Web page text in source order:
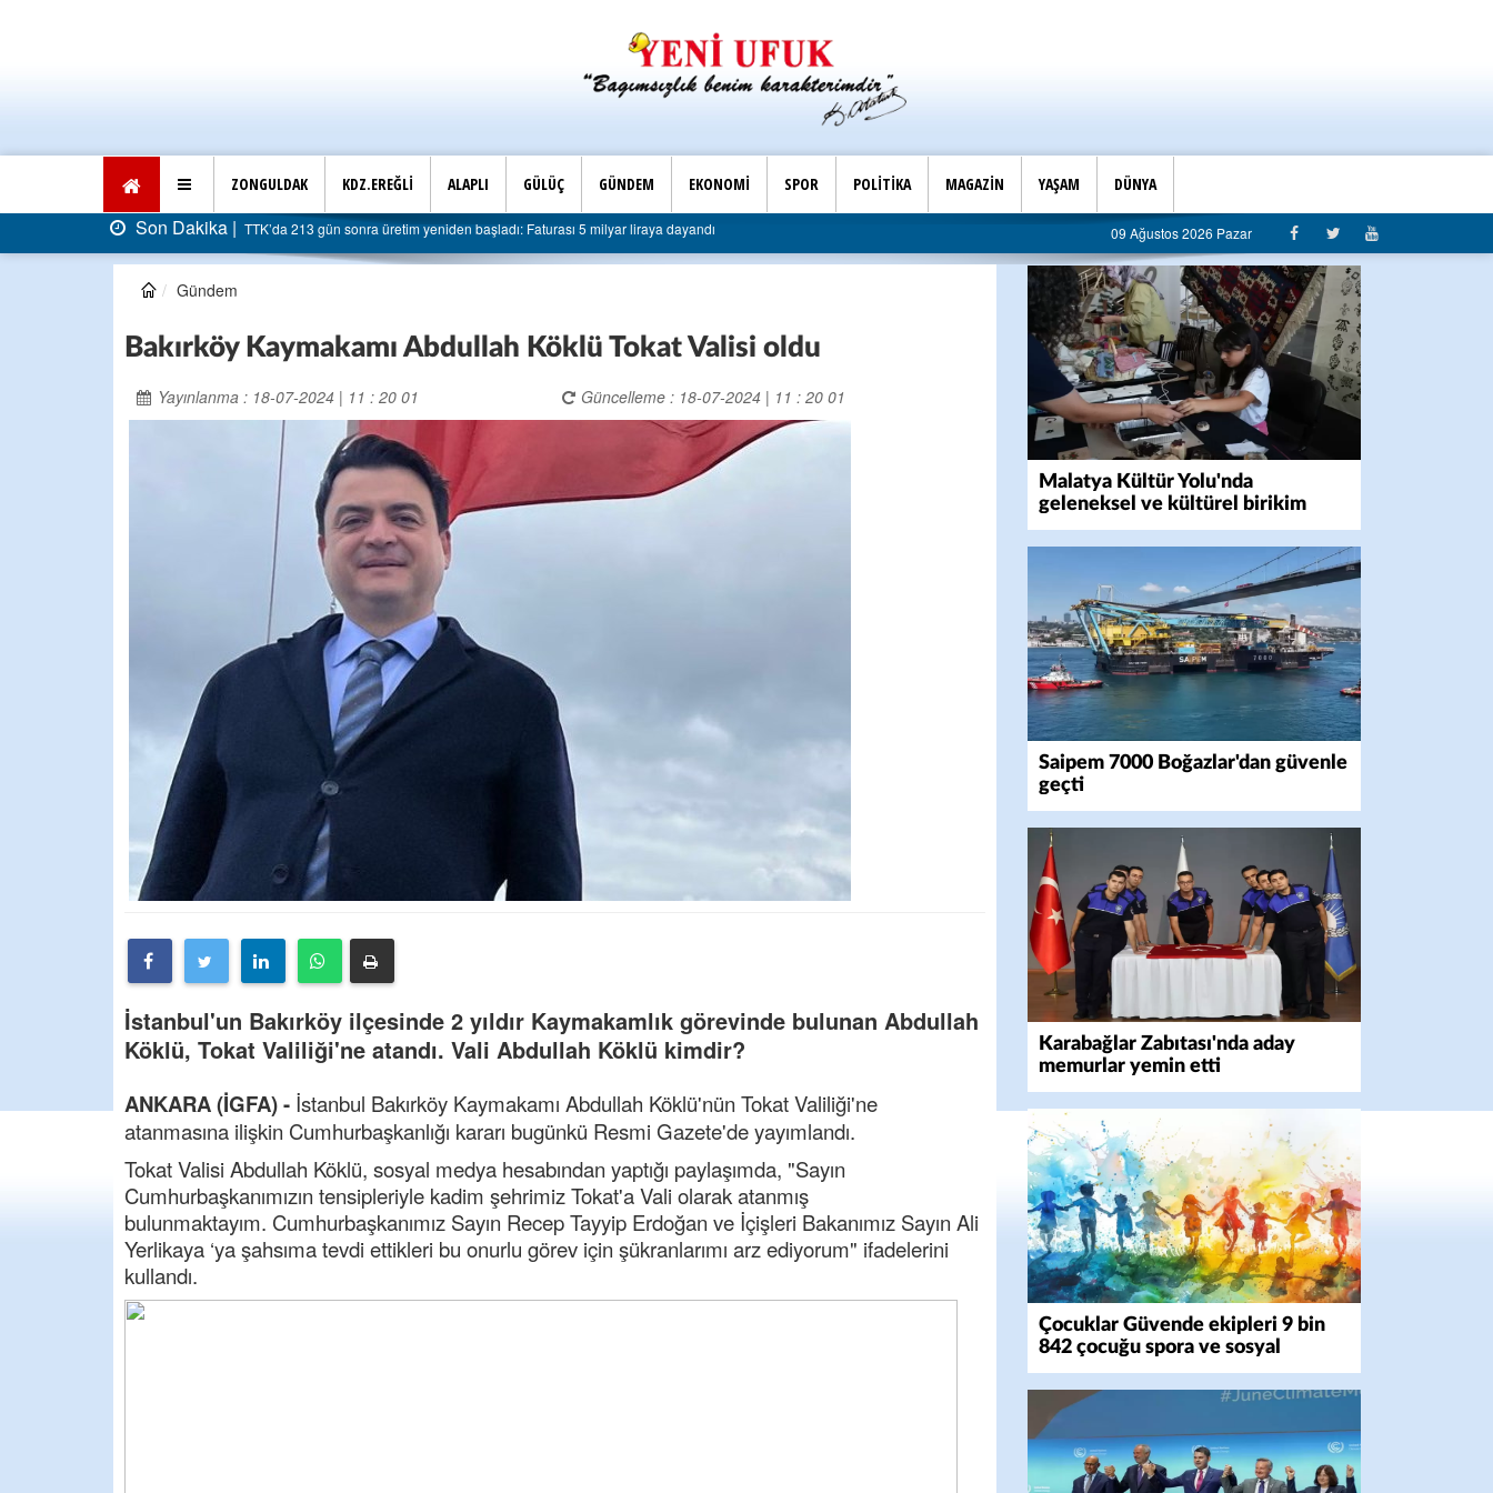
ZONGULDAK KDZ.EREĞLİ ALAPLI GÜLÜÇ GÜNDEM EKONOMİ SPOR POLİTİKA MAGAZİN YAŞAM DÜNYA
5 milyar liraya dayandı Son Dakika |AK Parti Ereğli İlçe Başkanlığı’ndan belediyeye sert eleştiri: “Algı siyaseti değil, hizmet belediyeciliği” 09 Ağustos 2026 Pazar
Gündem
Bakırköy Kaymakamı Abdullah Köklü Tokat Valisi oldu
Yayınlanma : 18-07-2024 | 11 : 20 01 Güncelleme : 18-07-2024 | 11 : 20 01
İstanbul'un Bakırköy ilçesinde 2 yıldır Kaymakamlık görevinde bulunan Abdullah
Köklü, Tokat Valiliği'ne atandı. Vali Abdullah Köklü kimdir?
ANKARA (İGFA) - İstanbul Bakırköy Kaymakamı Abdullah Köklü'nün Tokat Valiliği'ne
atanmasına ilişkin Cumhurbaşkanlığı kararı bugünkü Resmi Gazete'de yayımlandı.
Tokat Valisi Abdullah Köklü, sosyal medya hesabından yaptığı paylaşımda, "Sayın
Cumhurbaşkanımızın tensipleriyle kadim şehrimiz Tokat'a Vali olarak atanmış
bulunmaktayım. Cumhurbaşkanımız Sayın Recep Tayyip Erdoğan ve İçişleri Bakanımız Sayın Ali
Yerlikaya ‘ya şahsıma tevdi ettikleri bu onurlu görev için şükranlarımı arz ediyorum" ifadelerini
kullandı.
Malatya Kültür Yolu'nda
geleneksel ve kültürel birikim
Saipem 7000 Boğazlar'dan güvenle
geçti
Karabağlar Zabıtası'nda aday
memurlar yemin etti
Çocuklar Güvende ekipleri 9 bin
842 çocuğu spora ve sosyal
faaliyetlere yönlendirdi